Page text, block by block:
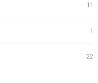
11
1
22